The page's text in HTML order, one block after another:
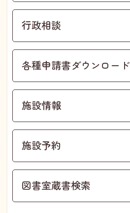
行政相談
各種申請書ダウンロード
施設情報
施設予約
図書室蔵書検索